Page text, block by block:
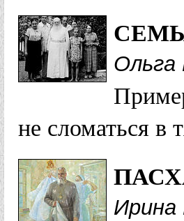
Ольга
не сломаться в
Ирина